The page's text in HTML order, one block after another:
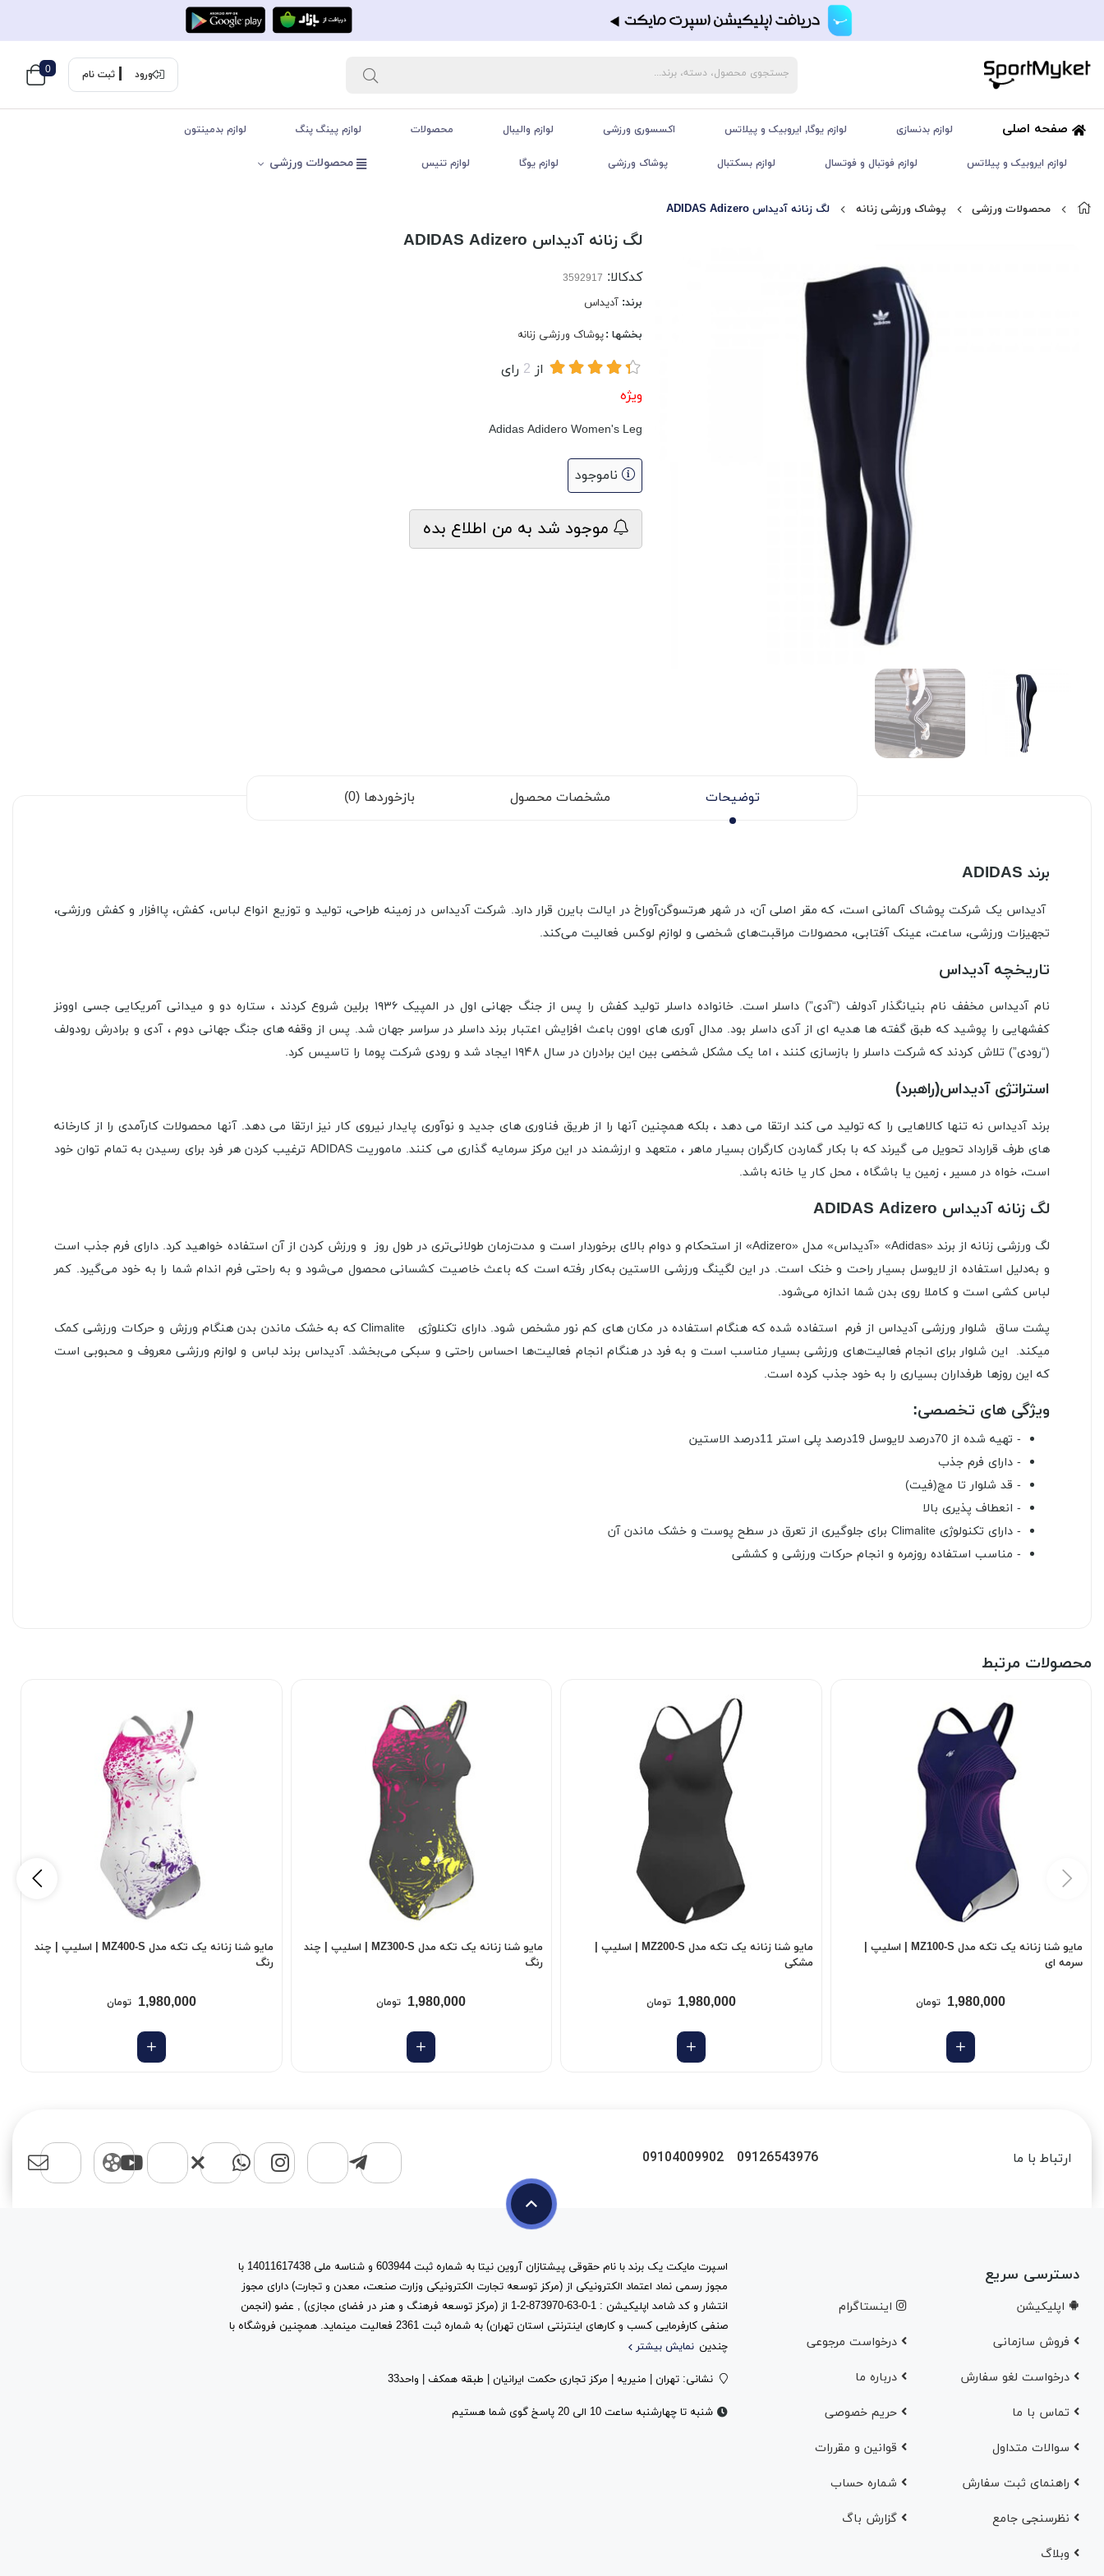
ورود ثبت نام 0
صفحه اصلی لوازم بدنسازی لوازم یوگا, ایروبیک و پیلاتس اکسسوری ورزشی لوازم والیبال محصولات لوازم پینگ پنگ لوازم بدمینتون
لوازم ایروبیک و پیلاتس لوازم فوتبال و فوتسال لوازم بسکتبال پوشاک ورزشی لوازم یوگا لوازم تنیس محصولات ورزشی
محصولات ورزشی پوشاک ورزشی زنانه لگ زنانه آدیداس ADIDAS Adizero
لگ زنانه آدیداس ADIDAS Adizero
کدکالا:
برند:آدیداس
بخشها :پوشاک ورزشی زنانه
از 2 رای
ویژه
Adidas Adidero Women's Leg
ناموجود
موجود شد به من اطلاع بده
توضیحات مشخصات محصول بازخوردها (0)
برند ADIDAS
آدیداس یک شرکت پوشاک آلمانی است، که مقر اصلی آن، در شهر هرتسوگن‌آوراخ در ایالت بایرن قرار دارد. شرکت آدیداس در زمینه طراحی، تولید و توزیع انواع لباس، کفش، پاافزار و کفش ورزشی،
تجهیزات ورزشی، ساعت، عینک آفتابی، محصولات مراقبت‌های شخصی و لوازم لوکس فعالیت می‌کند.
تاریخچه آدیداس
نام آدیداس مخفف نام بنیانگذار آدولف (“آدی”) داسلر است. خانواده داسلر تولید کفش را پس از جنگ جهانی اول در المپیک ۱۹۳۶ برلین شروع کردند ، ستاره دو و میدانی آمریکایی جسی اوونز
کفشهایی را پوشید که طبق گفته ها هدیه ای از آدی داسلر بود. مدال آوری های اوون باعث افزایش اعتبار برند داسلر در سراسر جهان شد. پس از وقفه های جنگ جهانی دوم ، آدی و برادرش رودولف
(“رودی”) تلاش کردند که شرکت داسلر را بازسازی کنند ، اما یک مشکل شخصی بین این برادران در سال ۱۹۴۸ ایجاد شد و رودی شرکت پوما را تاسیس کرد.
استراتژی آدیداس(راهبرد)
برند آدیداس نه تنها کالاهایی را که تولید می کند ارتقا می دهد ، بلکه همچنین آنها را از طریق فناوری های جدید و نوآوری پایدار نیروی کار نیز ارتقا می دهد. آنها محصولات کارآمدی را از کارخانه
های طرف قرارداد تحویل می گیرند که با بکار گماردن کارگران بسیار ماهر ، متعهد و ارزشمند در این مرکز سرمایه گذاری می کنند. ماموریت ADIDAS ترغیب کردن هر فرد برای رسیدن به تمام توان خود
است، خواه در مسیر ، زمین یا باشگاه ، محل کار یا خانه باشد.
لگ زنانه آدیداس ADIDAS Adizero
لگ ورزشی زنانه از برند «Adidas» «آدیداس» مدل «Adizero» از استحکام و دوام بالای برخوردار است و مدت‌زمان طولانی‌تری در طول روز و ورزش کردن از آن استفاده خواهید کرد. دارای فرم جذب است
و به‌دلیل استفاده از لایوسل بسیار راحت و خنک است. در این لگینگ ورزشی الاستین به‌کار رفته است که باعث خاصیت کشسانی محصول می‌شود و به راحتی فرم اندام شما را به خود می‌گیرد. کمر
لباس کشی است و کاملا روی بدن شما اندازه می‌شود.
پشت ساق شلوار ورزشی آدیداس از فرم استفاده شده که هنگام استفاده در مکان های کم نور مشخص شود. دارای تکنلوژی Climalite که به خشک ماندن بدن هنگام ورزش و حرکات ورزشی کمک
میکند. این شلوار برای انجام فعالیت‌های ورزشی بسیار مناسب است و به فرد در هنگام انجام فعالیت‌ها احساس راحتی و سبکی می‌بخشد. آدیداس برند لباس و لوازم ورزشی معروف و محبوبی است
که این روزها طرفداران بسیاری را به خود جذب کرده است.
ویژگی های تخصصی:
- تهیه شده از 70درصد لایوسل 19درصد پلی استر 11درصد الاستین
- دارای فرم جذب
- قد شلوار تا مچ(فیت)
- انعطاف پذیری بالا
- دارای تکنولوژی Climalite برای جلوگیری از تعرق در سطح پوست و خشک ماندن آن
- مناسب استفاده روزمره و انجام حرکات ورزشی و کششی
محصولات مرتبط
مایو شنا زنانه یک تکه مدل MZ100-S | اسلیپ |
سرمه ای
1,980,000 تومان
مایو شنا زنانه یک تکه مدل MZ200-S | اسلیپ |
مشکی
1,980,000 تومان
مایو شنا زنانه یک تکه مدل MZ300-S | اسلیپ | چند
رنگ
1,980,000 تومان
مایو شنا زنانه یک تکه مدل MZ400-S | اسلیپ | چند
رنگ
1,980,000 تومان
ارتباط با ما 09126543976
09104009902
دسترسی سریع
اپلیکیشن اینستاگرام
فروش سازمانی درخواست مرجوعی
درخواست لغو سفارش در‌باره ما
تماس با ما حریم خصوصی
سوالات متداول قوانین و مقررات
راهنمای ثبت سفارش شماره حساب
نظرسنجی جامع گزارش باگ
وبلاگ
اسپرت مایکت یک برند با نام حقوقی پیشتازان آروین نیتا به شماره ثبت 603944 و شناسه ملی 14011617438 با
مجوز رسمی نماد اعتماد الکترونیکی از (مرکز توسعه تجارت الکترونیکی وزارت صنعت، معدن و تجارت) دارای مجوز
انتشار و کد شامد اپلیکیشن : 1-0-63-873970-2-1 از (مرکز توسعه فرهنگ و هنر در فضای مجازی) , عضو (انجمن
صنفی کارفرمایی کسب و کارهای اینترنتی استان تهران) به شماره ثبت 2361 فعالیت مینماید. همچنین فروشگاه با
چندین نمایش بیشتر
نشانی: تهران | منیریه | مرکز تجاری حکمت ایرانیان | طبقه همکف | واحد33
شنبه تا چهارشنبه ساعت 10 الی 20 پاسخ گوی شما هستیم